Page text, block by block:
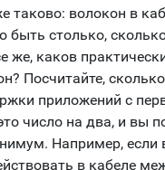
таково: волокон в
быть столько,
же, каков
Посчитайте,
приложений с
число на два, и вы
Например, если
в кабеле